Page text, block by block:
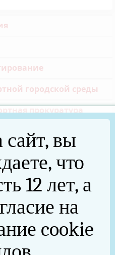
городской среды
прокуратура
Отечественной войне
сайт, вы
что
12 лет, а
на
cookie